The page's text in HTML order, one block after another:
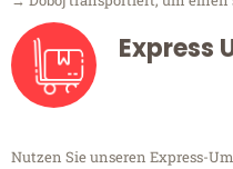
Express
Nutzen Sie unseren Express-